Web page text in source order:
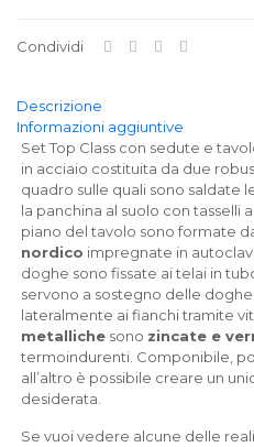
Condividi
Descrizione
Informazioni aggiuntive
Set Top Class con sedute e
in acciaio costituita da due
quadro sulle quali sono saldate
la panchina al suolo con tasselli
piano del tavolo sono formate
nordico impregnate in
doghe sono fissate ai telai in
servono a sostegno delle
lateralmente ai fianchi tramite
metalliche sono zincate e
termoindurenti. Componibile,
all’altro è possibile creare un
desiderata.
Se vuoi vedere alcune delle